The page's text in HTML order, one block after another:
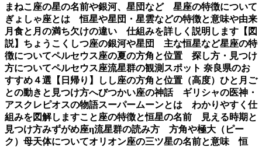
まねこ座の星の名前や銀河、星団など 星座の特徴について
ぎょしゃ座とは 恒星や星団・星雲などの特徴と意味や由来
月食と月の満ち欠けの違い 仕組みを詳しく説明します【図
説】 ちょうこくしつ座の銀河や星団 主な恒星など星座の特
徴についてペルセウス座の夏の方角と位置 探し方・見つけ
方についてペルセウス座流星群の観測スポット 奈良県のお
すすめ４選【日帰り】
しし座の方角と位置（高度）ひと月ご
との動きと見つけ方へびつかい座の神話 ギリシャの医神・
アスクレピオスの物語スーパームーンとは わかりやすく仕
組みを図解しますこと座の特徴と恒星の名前 見える時期と
見つけ方みずがめ座η流星群の読み方 方角や極大（ピー
ク）母天体についてオリオン座の三ツ星の名前と意味 恒